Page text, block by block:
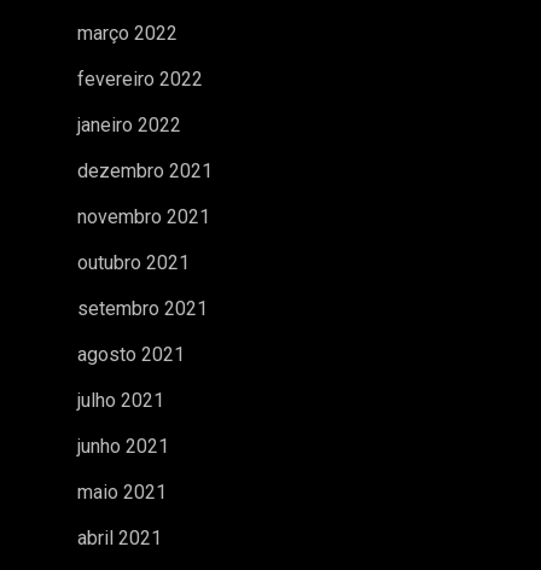
março 2022
fevereiro 2022
janeiro 2022
dezembro 2021
novembro 2021
outubro 2021
setembro 2021
agosto 2021
julho 2021
junho 2021
maio 2021
abril 2021